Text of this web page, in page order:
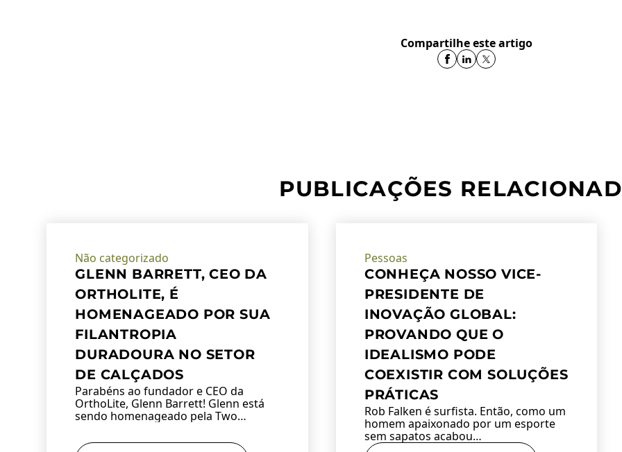
Compartilhe este artigo
PUBLICAÇÕES
Não categorizado
GLENN BARRETT, CEO DA
ORTHOLITE, É
HOMENAGEADO POR SUA
FILANTROPIA
DURADOURA NO SETOR
DE CALÇADOS
Parabéns ao fundador e CEO da
OrthoLite, Glenn Barrett! Glenn está
sendo homenageado pela Two…
Pessoas
CONHEÇA NOSSO VICE-
PRESIDENTE DE
INOVAÇÃO GLOBAL:
PROVANDO QUE O
IDEALISMO PODE
COEXISTIR COM SOLUÇÕES
PRÁTICAS
Rob Falken é surfista. Então, como um
homem apaixonado por um esporte
sem sapatos acabou…